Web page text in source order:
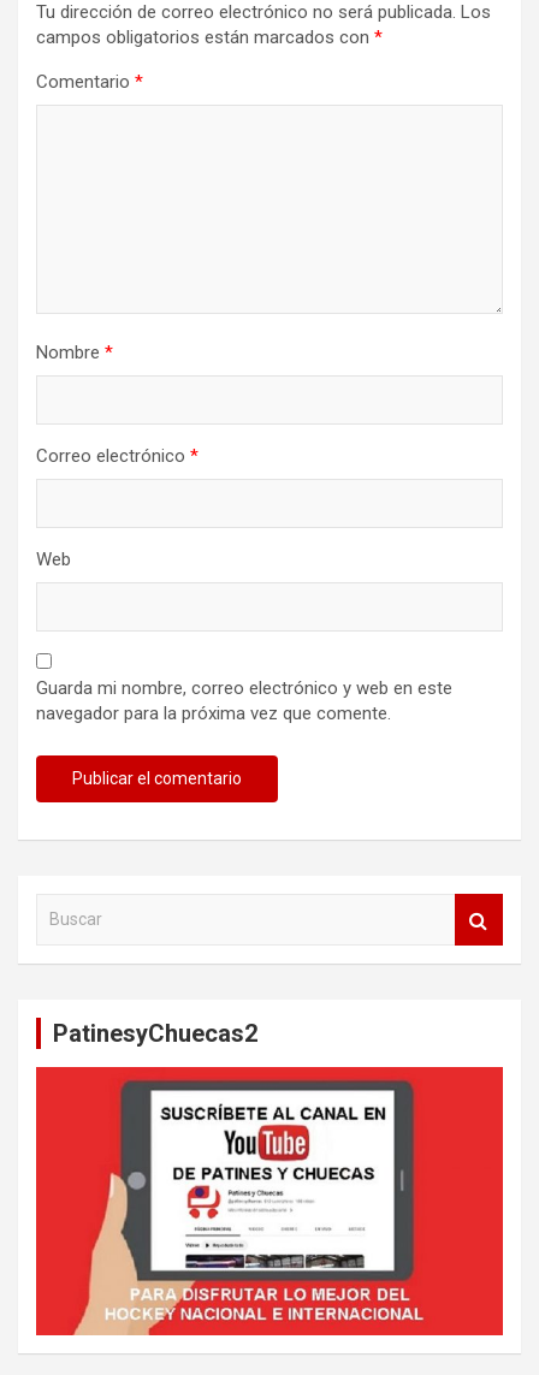
Tu dirección de correo electrónico no será publicada. Los
campos obligatorios están marcados con *
Comentario *
Nombre *
Correo electrónico *
Web
Guarda mi nombre, correo electrónico y web en este
navegador para la próxima vez que comente.
PatinesyChuecas2